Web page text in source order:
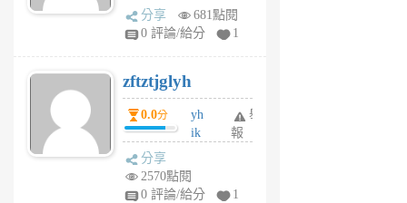
rh
pe
月
前
分享
681點閱
0 評論/給分
1
zftztjglyh
0.0分
yh
ik
tu
舉
報
分享
2570點閱
0 評論/給分
1